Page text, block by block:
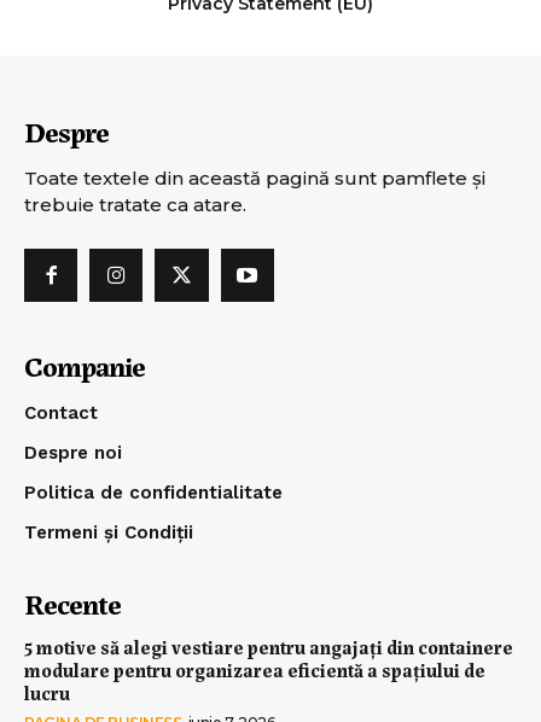
Despre
Toate textele din această pagină sunt pamflete şi
trebuie tratate ca atare.
Companie
Contact
Despre noi
Politica de confidentialitate
Termeni și Condiții
Recente
5 motive să alegi vestiare pentru angajați din containere
modulare pentru organizarea eficientă a spațiului de
lucru